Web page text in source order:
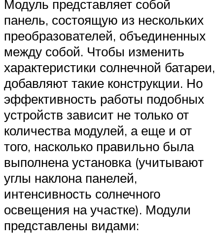
Модуль представляет собой
панель, состоящую из нескольких
преобразователей, объединенных
между собой. Чтобы изменить
характеристики солнечной батареи,
добавляют такие конструкции. Но
эффективность работы подобных
устройств зависит не только от
количества модулей, а еще и от
того, насколько правильно была
выполнена установка (учитывают
углы наклона панелей,
интенсивность солнечного
освещения на участке). Модули
представлены видами: